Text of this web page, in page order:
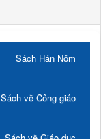
Sách Hán Nôm
Sách về Công giáo